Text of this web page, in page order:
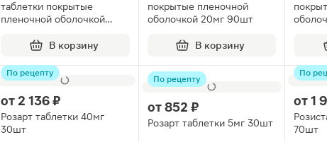
таблетки покрытые
пленочной оболочкой
В корзину
покрытые пленочной
оболочкой 20мг 90шт
В корзину
По рецепту
от 2 136 ₽
Розарт таблетки 40мг
30шт
По рецепту
от852 ₽
Розарт таблетки 5мг 30шт
По
от1
70шт